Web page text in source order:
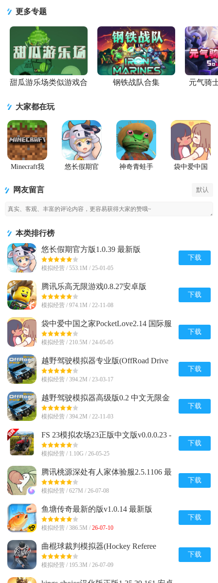
安卓版
版
更多专题
甜瓜游乐场类似游戏合
钢铁战队合集 元气骑
大家都在玩
Minecraft我
悠长假期官
神奇青蛙手
袋中爱中国
网友留言 默认
本类排行榜
悠长假期官方版1.0.39 最新版
模拟经营 / 553.1M / 25-01-05
下载
腾讯乐高无限游戏0.8.27安卓版
模拟经营 / 974.1M / 22-11-08
下载
袋中爱中国之家PocketLove2.14 国际服
模拟经营 / 210.5M / 24-05-05
下载
越野驾驶模拟器专业版(OffRoad Drive
Pro)0.2 中文安卓最新版
模拟经营 / 394.2M / 23-03-17
下载
越野驾驶模拟器高级版0.2 中文无限金
币版
模拟经营 / 394.2M / 22-11-03
下载
FS 23模拟农场23正版中文版v0.0.0.23 -
Google 谷歌版
模拟经营 / 1.10G / 26-05-25
下载
腾讯桃源深处有人家体验服2.5.1106 最
新版
模拟经营 / 627M / 26-07-08
下载
鱼塘传奇最新的版v1.0.14 最新版
模拟经营 / 386.5M / 26-07-10
下载
曲棍球裁判模拟器(Hockey Referee
Simulator)2.2 手机免费版
模拟经营 / 195.3M / 26-07-09
下载